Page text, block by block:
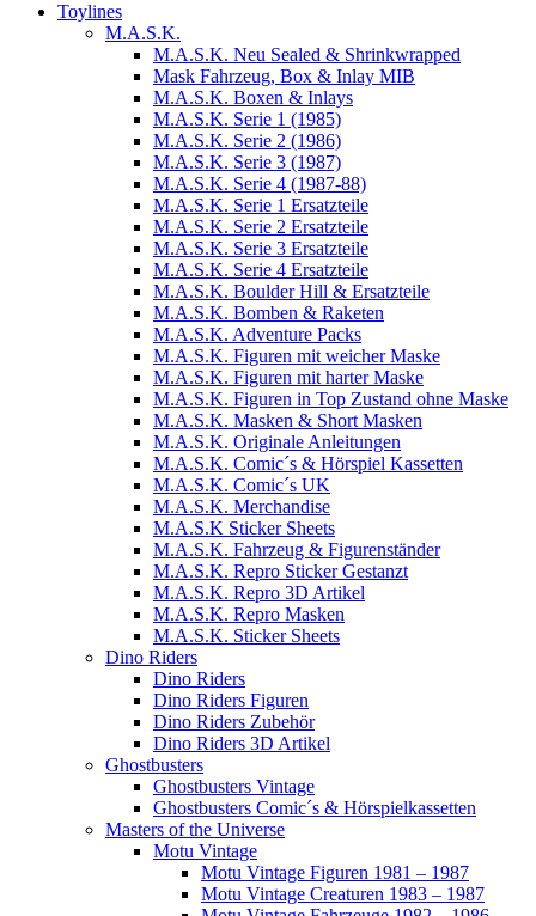
Toylines
M.A.S.K.
M.A.S.K. Neu Sealed & Shrinkwrapped
Mask Fahrzeug, Box & Inlay MIB
M.A.S.K. Boxen & Inlays
M.A.S.K. Serie 1 (1985)
M.A.S.K. Serie 2 (1986)
M.A.S.K. Serie 3 (1987)
M.A.S.K. Serie 4 (1987-88)
M.A.S.K. Serie 1 Ersatzteile
M.A.S.K. Serie 2 Ersatzteile
M.A.S.K. Serie 3 Ersatzteile
M.A.S.K. Serie 4 Ersatzteile
M.A.S.K. Boulder Hill & Ersatzteile
M.A.S.K. Bomben & Raketen
M.A.S.K. Adventure Packs
M.A.S.K. Figuren mit weicher Maske
M.A.S.K. Figuren mit harter Maske
M.A.S.K. Figuren in Top Zustand ohne Maske
M.A.S.K. Masken & Short Masken
M.A.S.K. Originale Anleitungen
M.A.S.K. Comic´s & Hörspiel Kassetten
M.A.S.K. Comic´s UK
M.A.S.K. Merchandise
M.A.S.K Sticker Sheets
M.A.S.K. Fahrzeug & Figurenständer
M.A.S.K. Repro Sticker Gestanzt
M.A.S.K. Repro 3D Artikel
M.A.S.K. Repro Masken
M.A.S.K. Sticker Sheets
Dino Riders
Dino Riders
Dino Riders Figuren
Dino Riders Zubehör
Dino Riders 3D Artikel
Ghostbusters
Ghostbusters Vintage
Ghostbusters Comic´s & Hörspielkassetten
Masters of the Universe
Motu Vintage
Motu Vintage Figuren 1981 – 1987
Motu Vintage Creaturen 1983 – 1987